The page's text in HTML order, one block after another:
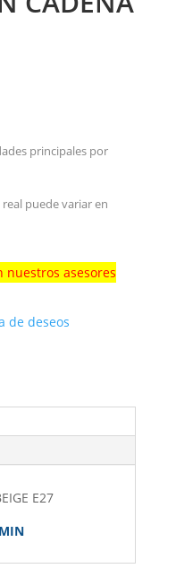
principales por
puede variar en
nuestros asesores
de deseos
E27